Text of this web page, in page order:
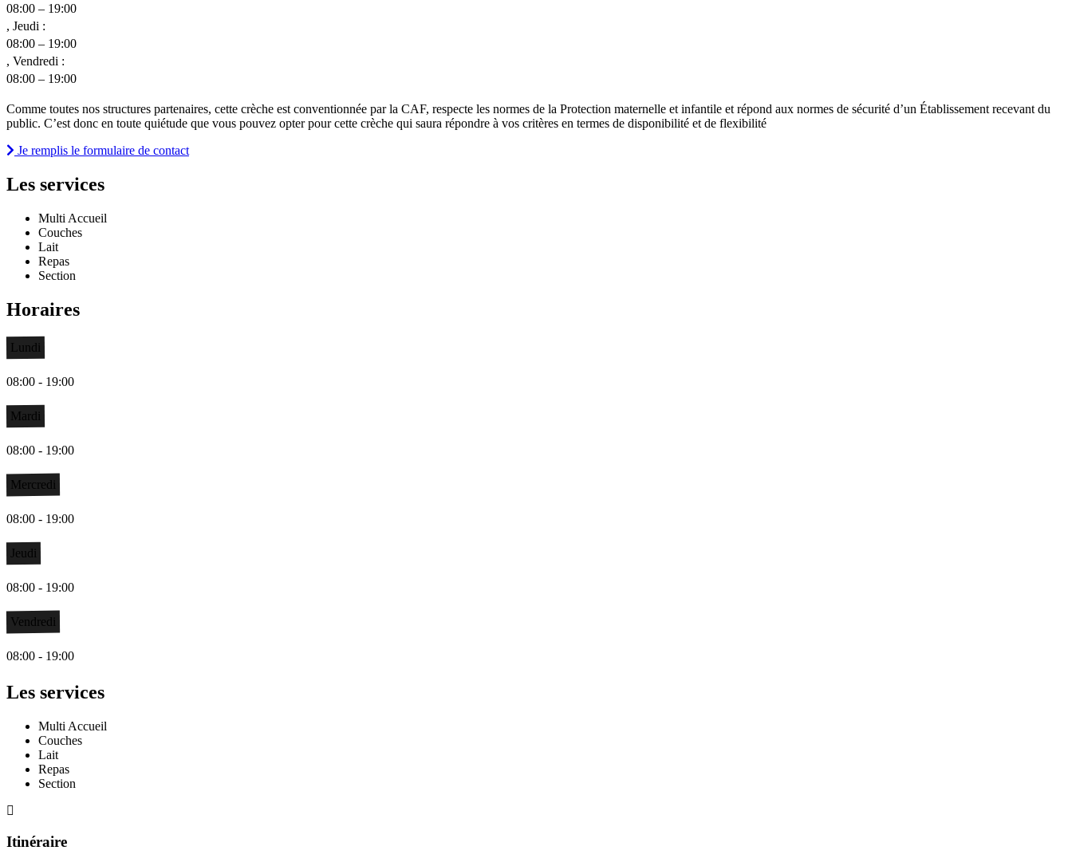
08:00 – 19:00
, Jeudi :
08:00 – 19:00
, Vendredi :
08:00 – 19:00
Comme toutes nos structures partenaires, cette crèche est conventionnée par la CAF, respecte les normes de la Protection maternelle et infantile et répond aux normes de sécurité d’un Établissement recevant du
public. C’est donc en toute quiétude que vous pouvez opter pour cette crèche qui saura répondre à vos critères en termes de disponibilité et de flexibilité
Je remplis le formulaire de contact
Les services
Multi Accueil
Couches
Lait
Repas
Section
Horaires
Lundi
08:00 - 19:00
Mardi
08:00 - 19:00
Mercredi
08:00 - 19:00
Jeudi
08:00 - 19:00
Vendredi
08:00 - 19:00
Les services
Multi Accueil
Couches
Lait
Repas
Section
Itinéraire